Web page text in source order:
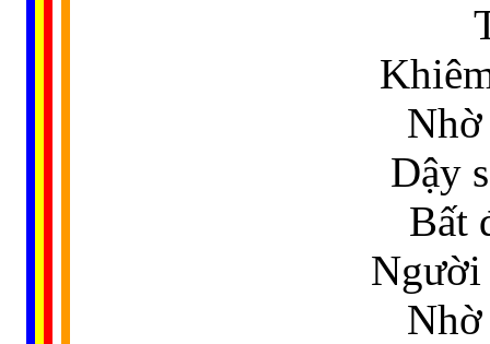
Dậy
Bất
Người